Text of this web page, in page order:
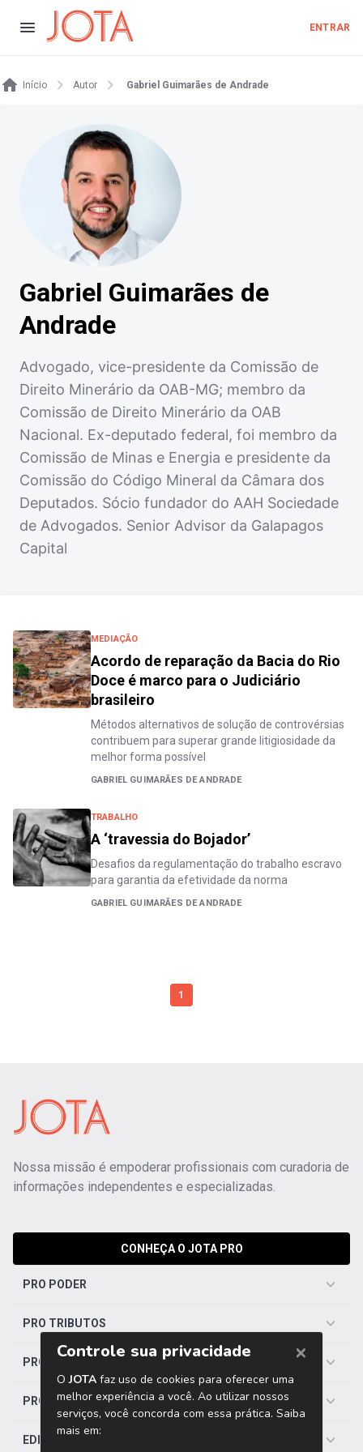
ENTRAR
Início Autor Gabriel Guimarães de Andrade
Gabriel Guimarães de
Andrade
Advogado, vice-presidente da Comissão de
Direito Minerário da OAB-MG; membro da
Comissão de Direito Minerário da OAB
Nacional. Ex-deputado federal, foi membro da
Comissão de Minas e Energia e presidente da
Comissão do Código Mineral da Câmara dos
Deputados. Sócio fundador do AAH Sociedade
de Advogados. Senior Advisor da Galapagos
Capital
MEDIAÇÃO
Acordo de reparação da Bacia do Rio
Doce é marco para o Judiciário
brasileiro
Métodos alternativos de solução de controvérsias
contribuem para superar grande litigiosidade da
melhor forma possível
GABRIEL GUIMARÃES DE ANDRADE
TRABALHO
A ‘travessia do Bojador’
Desafios da regulamentação do trabalho escravo
para garantia da efetividade da norma
GABRIEL GUIMARÃES DE ANDRADE
1
Nossa missão é empoderar profissionais com curadoria de
informações independentes e especializadas.
CONHEÇA O JOTA PRO
PRO PODER
PRO TRIBUTOS
PRO TRABALHISTA
PRO SAÚDE
EDITORIAS